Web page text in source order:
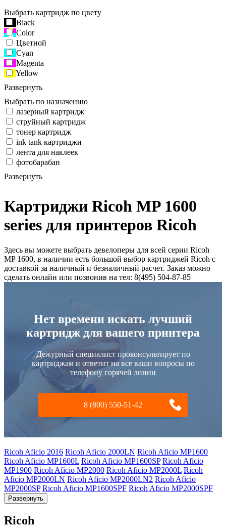
Выбрать картридж по цвету
Black
Color
Цветной
Cyan
Magenta
Yellow
Развернуть
Выбрать по назначению
лазерный картридж
струйный картридж
тонер картридж
ink tank картриджи
лента для наклеек
фотобарабан
Развернуть
Картриджи Ricoh MP 1600
series для принтеров Ricoh
Здесь вы можете выбрать девелоперы для всей серии Ricoh
MP 1600, в наличии есть большой выбор картриджей Ricoh с
доставкой за наличный и безналичный расчет. Заказ можно
сделать онлайн или позвонив на тел: 8(495) 504-87-85
Нет времени искать лучший
картридж для вашего принтера
Дежурный специалист проконсультирует по
картриджам и ответит на все ваши вопросы по
телефону горячей линии
8 (800) 550-51-42
Ricoh Aficio 2016 Ricoh Aficio 2000LN Ricoh Aficio MP1600
Ricoh Aficio MP1600L Ricoh Aficio MP1600SP Ricoh Aficio
MP1900 Ricoh Aficio MP2000 Ricoh Aficio MP2000L Ricoh
Aficio MP2000LN Ricoh Aficio MP2000LN2 Ricoh Aficio
MP2000SP Ricoh Aficio MP1600SPF Ricoh Aficio MP2000SPF
Развернуть
Ricoh